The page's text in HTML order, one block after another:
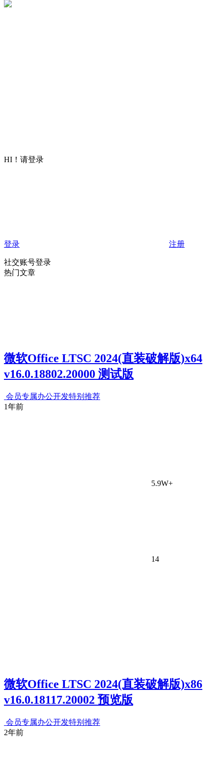
HI！请登录
登录 注册
社交账号登录
热门文章
微软Office LTSC 2024(直装破解版)x64
v16.0.18802.20000 测试版
会员专属办公开发特别推荐
1年前
5.9W+
14
微软Office LTSC 2024(直装破解版)x86
v16.0.18117.20002 预览版
会员专属办公开发特别推荐
2年前